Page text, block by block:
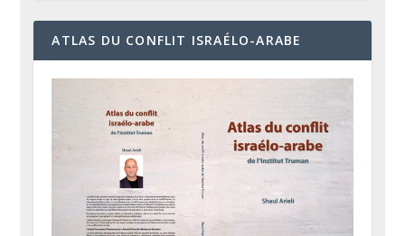
ATLAS DU CONFLIT ISRAÉLO-ARABE